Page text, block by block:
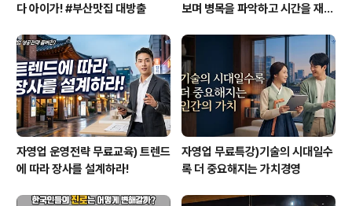
다 아이가! #부산맛집 대방출
보며 병목을 파악하고 시간을 재설
자영업 운영전략 무료교육) 트렌드
에 따라 장사를 설계하라!
자영업 무료특강)기술의 시대일수
록 더 중요해지는 가치경영